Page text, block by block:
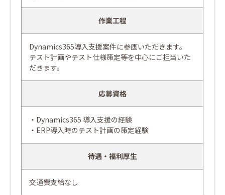
作業工程
Dynamics365導入支援案件に参画いただきます。
テスト計画やテスト仕様策定等を中心にご担当いた
だきます。
応募資格
・Dynamics365 導入支援の経験
・ERP導入時のテスト計画の策定経験
待遇・福利厚生
交通費支給なし